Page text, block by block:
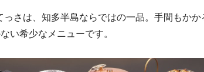
っさは、知多半島ならではの一品。手間もか
い希少なメニューです。